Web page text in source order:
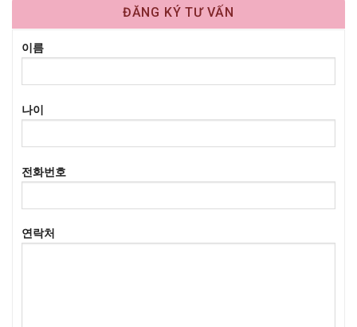
ĐĂNG KÝ TƯ VẤN
이름
나이
전화번호
연락처